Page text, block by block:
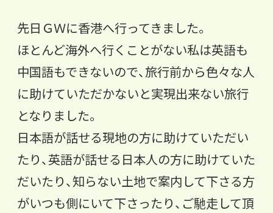
先日ＧＷに香港へ行ってきました。
ほとんど海外へ行くことがない私は英語も
中国語もできないので、旅行前から色々な人
に助けていただかないと実現出来ない旅行
となりました。
日本語が話せる現地の方に助けていただい
たり、英語が話せる日本人の方に助けていた
だいたり、知らない土地で案内して下さる方
がいつも側にいて下さったり、ご馳走して頂